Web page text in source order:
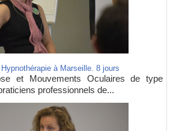
à Marseille. 8 jours
et Mouvements Oculaires de type
professionnels de...